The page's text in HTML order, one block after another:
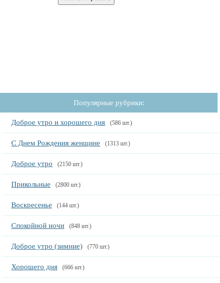
Популярные рубрики:
Доброе утро и хорошего дня (586 шт.)
С Днем Рождения женщине (1313 шт.)
Доброе утро (2150 шт.)
Прикольные (2800 шт.)
Воскресенье (144 шт.)
Спокойной ночи (848 шт.)
Доброе утро (зимние) (770 шт.)
Хорошего дня (666 шт.)